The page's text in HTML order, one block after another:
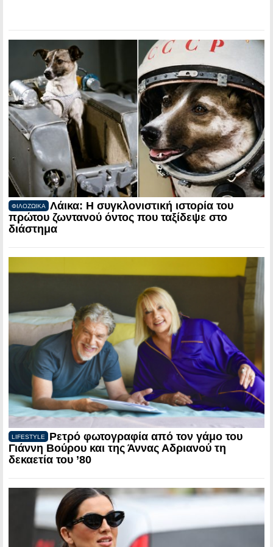
ΦΙΛΟΖΩΙΚΑ
Λάικα: Η συγκλονιστική ιστορία του
πρώτου ζωντανού όντος που ταξίδεψε στο
διάστημα
LIFESTYLE
Ρετρό φωτογραφία από τον γάμο του
Γιάννη Βούρου και της Άννας Αδριανού τη
δεκαετία του ’80